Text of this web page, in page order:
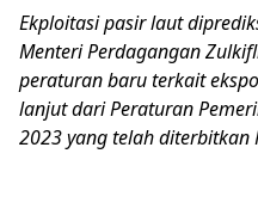
Ekploitasi pasir laut
Menteri Perdagangan
peraturan baru terkait
lanjut dari Peraturan
2023 yang telah diterbitkan